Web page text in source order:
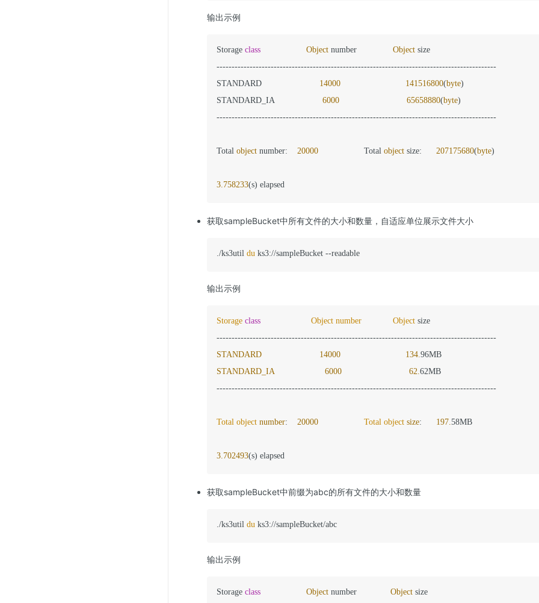
输出示例
Storage class Object number Object size
---------------------------------------------------------------------------------------------
STANDARD 14000 141516800(byte)
STANDARD_IA 6000 65658880(byte)
---------------------------------------------------------------------------------------------
Total object number: 20000
                   Total
object size: 207175680(byte)
3.758233(s) elapsed
获取sampleBucket中所有文件的大小和数量，自适应单位展示文件大小
./ks3util du ks3://sampleBucket --readable
输出示例
Storage class Object number Object size
STANDARD
14000 134.
STANDARD_IA
6000 62.62MB
---------------------------------------------------------------------------------------------
Total object number: 20000 Total object size: 197.58MB
3.702493(s) elapsed
获取sampleBucket中前缀为abc的所有文件的大小和数量
./ks3util du ks3://sampleBucket/abc
输出示例
Storage class Object number Object size